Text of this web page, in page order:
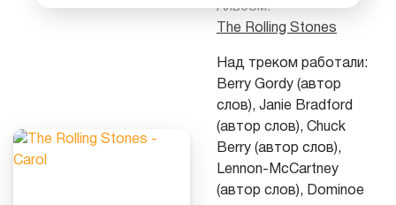
Альбом:
The Rolling Stones
Над треком работали:
Berry Gordy (автор
слов), Janie Bradford
(автор слов), Chuck
Berry (автор слов),
Lennon-McCartney
(автор слов), Dominoe